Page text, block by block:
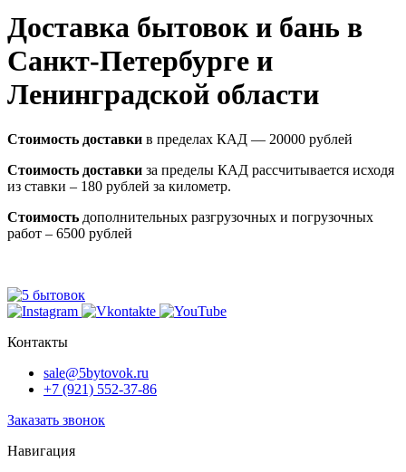
Доставка бытовок и бань в
Санкт-Петербурге и
Ленинградской области
Стоимость доставки в пределах КАД — 20000 рублей
Стоимость доставки за пределы КАД рассчитывается исходя
из ставки – 180 рублей за километр.
Стоимость дополнительных разгрузочных и погрузочных
работ – 6500 рублей
Контакты
sale@5bytovok.ru
+7 (921) 552-37-86
Заказать звонок
Навигация